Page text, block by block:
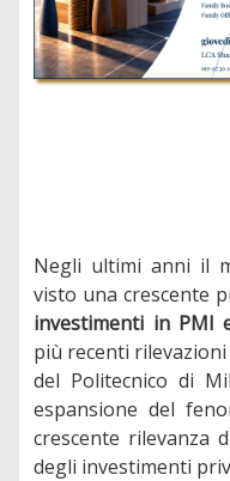
Negli ultimi anni il
visto una crescente
investimenti in PMI
più recenti
del Politecnico di
espansione del
crescente rilevanza
degli investimenti